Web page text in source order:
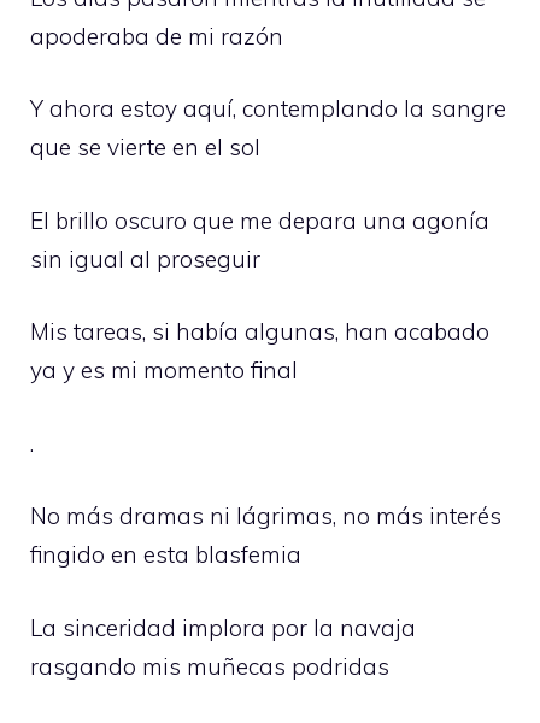
apoderaba de mi razón
Y ahora estoy aquí, contemplando la sangre
que se vierte en el sol
El brillo oscuro que me depara una agonía
sin igual al proseguir
Mis tareas, si había algunas, han acabado
ya y es mi momento final
.
No más dramas ni lágrimas, no más interés
fingido en esta blasfemia
La sinceridad implora por la navaja
rasgando mis muñecas podridas